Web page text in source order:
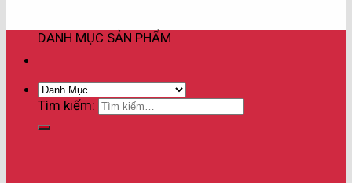
Tìm kiếm:
DANH MỤC SẢN PHẨM